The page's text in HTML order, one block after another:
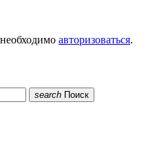
авторизоваться.
search Поиск